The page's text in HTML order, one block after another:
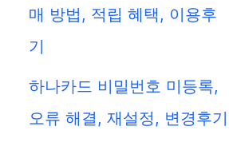
매 방법, 적립 혜택, 이용후
기
하나카드 비밀번호 미등록,
오류 해결, 재설정, 변경후기